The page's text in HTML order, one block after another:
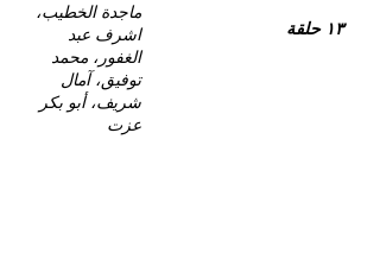
ماجدة الخطيب،
اشرف عبد
الغفور، محمد
توفيق، آمال
شريف، أبو بكر
عزت
١٣ حلقة